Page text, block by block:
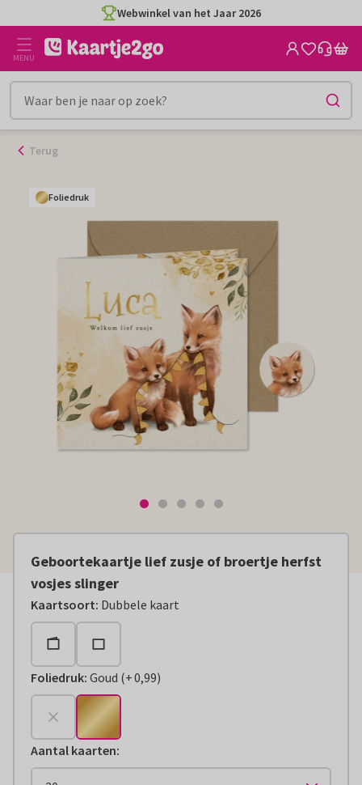
naar
inhoud
Webwinkel van het Jaar 2026
MENU
Terug
Foliedruk
Foliedruk
Foliedruk
Foliedruk
Foliedruk
Geboortekaartje lief zusje of broertje herfst
vosjes slinger
Kaartsoort: Dubbele kaart
Foliedruk: Goud (
+€ 0,99
+0,99)
Aantal kaarten: